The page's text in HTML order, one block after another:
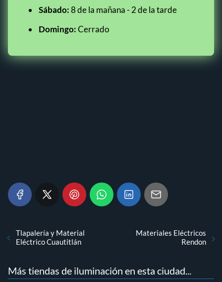
Sábado:8 de la mañana - 2 de la tarde
Domingo:Cerrado
Tlapalería y Material
Eléctrico Cuautitlán
Materiales Eléctricos
Rendon
Más tiendas de iluminación en esta ciudad...